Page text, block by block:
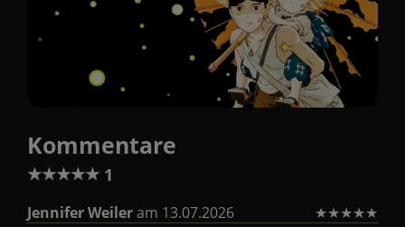
Kommentare
★★★★★ 1
Jennifer Weileram 13.07.2026 ★★★★★